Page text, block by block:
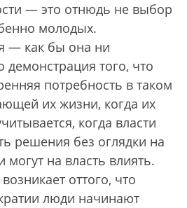
— это отнюдь не выбор
молодых.
— как бы она ни
того, что
потребность в таком
их жизни, когда их
когда власти
решения без оглядки на
на власть влиять.
оттого, что
люди начинают